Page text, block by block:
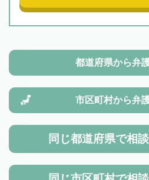
都道府県から弁
市区町村から弁
同じ都道府県で相